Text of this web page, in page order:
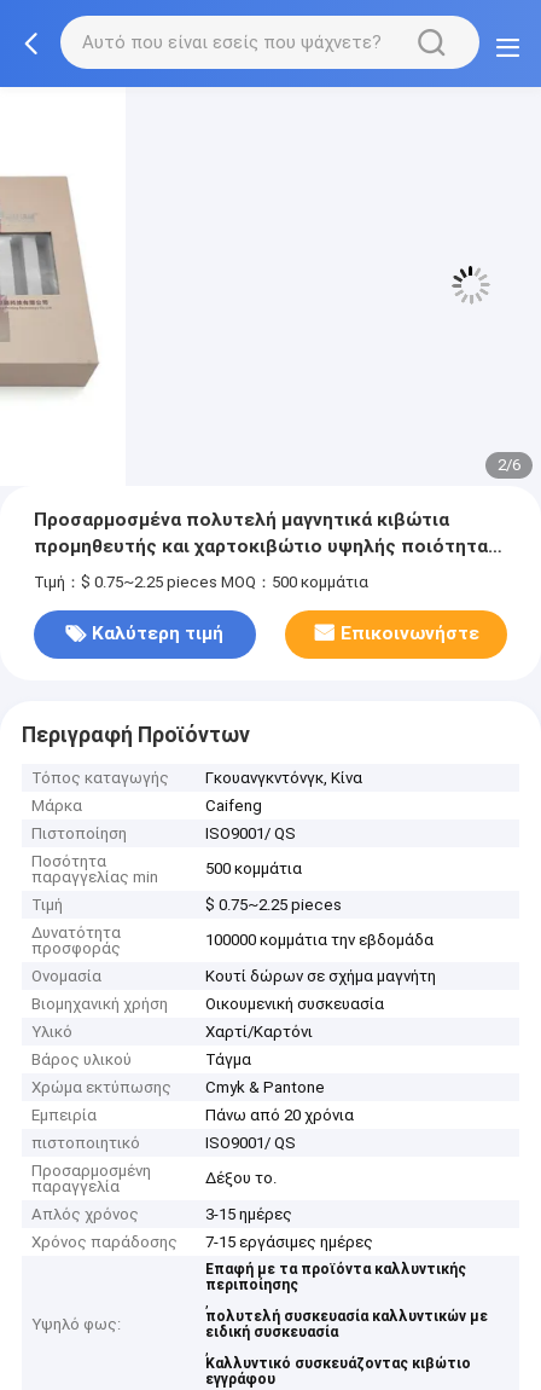
3/6
Προσαρμοσμένα πολυτελή μαγνητικά κιβώτια
προμηθευτής και χαρτοκιβώτιο υψηλής ποιότητας
συσκευασία θυρίδας δώρων
Τιμή：$ 0.75~2.25 pieces MOQ：500 κομμάτια
Καλύτερη τιμή Επικοινωνήστε
Περιγραφή Προϊόντων
Τόπος καταγωγής
Γκουανγκντόνγκ, Κίνα
Μάρκα
Caifeng
Πιστοποίηση
ISO9001/ QS
Ποσότητα
παραγγελίας min
500 κομμάτια
Τιμή
$ 0.75~2.25 pieces
Δυνατότητα
προσφοράς
100000 κομμάτια την εβδομάδα
Ονομασία
Κουτί δώρων σε σχήμα μαγνήτη
Βιομηχανική χρήση
Οικουμενική συσκευασία
Υλικό
Χαρτί/Καρτόνι
Βάρος υλικού
Τάγμα
Χρώμα εκτύπωσης
Cmyk & Pantone
Εμπειρία
Πάνω από 20 χρόνια
πιστοποιητικό
ISO9001/ QS
Προσαρμοσμένη
παραγγελία
Δέξου το.
Απλός χρόνος
3-15 ημέρες
Χρόνος παράδοσης
7-15 εργάσιμες ημέρες
Υψηλό φως:
Επαφή με τα προϊόντα καλλυντικής
περιποίησης
,
πολυτελή συσκευασία καλλυντικών με
ειδική συσκευασία
,
Καλλυντικό συσκευάζοντας κιβώτιο
εγγράφου